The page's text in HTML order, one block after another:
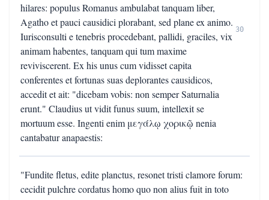
hilares: populus Romanus ambulabat tanquam liber,
Agatho et pauci causidici plorabant, sed plane ex animo.
Iurisconsulti e tenebris procedebant, pallidi, graciles, vix
animam habentes, tanquam qui tum maxime
reviviscerent. Ex his unus cum vidisset capita
conferentes et fortunas suas deplorantes causidicos,
accedit et ait: "dicebam vobis: non semper Saturnalia
erunt." Claudius ut vidit funus suum, intellexit se
mortuum esse. Ingenti enim μεγάλῳ χορικῷ nenia
cantabatur anapaestis:
30
"Fundite fletus, edite planctus, resonet tristi clamore forum:
cecidit pulchre cordatus homo quo non alius fuit in toto